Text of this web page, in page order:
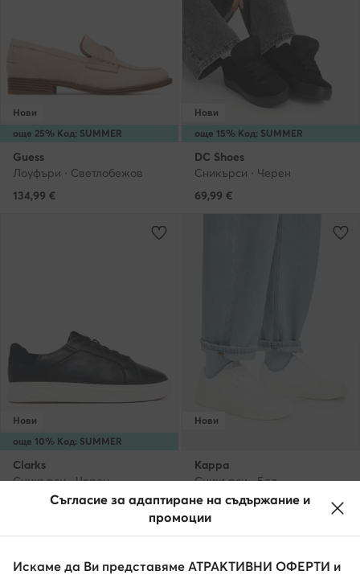
още 25% Код: SUMMER
Нови
Guess
Лоуфъри · Светлобежов
134,99 €
още 15% Код: SUMMER
Нови
DC Shoes
Сникърси · Черен
69,99 €
още 10% Код: SUMMER
Нови
Clarks
Сникърси · Черен
€
Нови
Kappa
Сникърси · Бял
29,99 €
Съгласие за адаптиране на съдържание и
промоции
Искаме да Ви представяме АТРАКТИВНИ ОФЕРТИ и